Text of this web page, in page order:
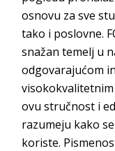
osnovu za sve
tako i poslovne.
snažan temelj u
odgovarajućom
ovu stručnost i
razumeju kako
koriste.